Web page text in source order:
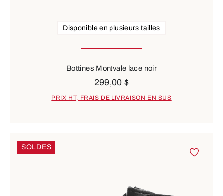
Disponible en plusieurs tailles
Bottines Montvale lace noir
299,00 $
PRIX HT, FRAIS DE LIVRAISON EN SUS
SOLDES